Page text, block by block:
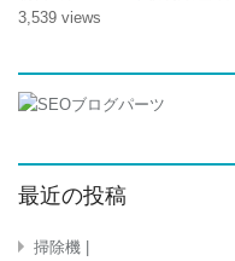
3,539 views
最近の投稿
掃除機 |